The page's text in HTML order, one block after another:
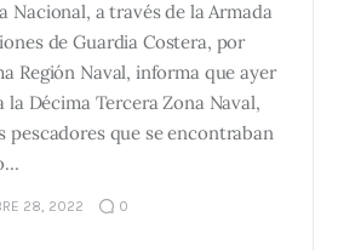
Nacional, a través de la Armada
de Guardia Costera, por
Región Naval, informa que ayer
Décima Tercera Zona Naval,
pescadores que se encontraban
28, 2022 0